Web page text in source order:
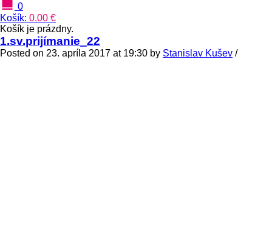
0
Košík: 0.00 €
Košík je prázdny.
1.sv.prijímanie_22
Posted on 23. apríla 2017 at 19:30 by Stanislav Kušev /